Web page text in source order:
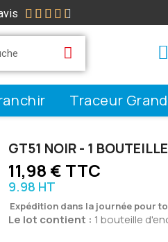
    
Traceur
GT51 NOIR - 1
11,98 € TTC
9.98 HT
Expédition dans la journée pour
Le lot contient : 1 bouteille